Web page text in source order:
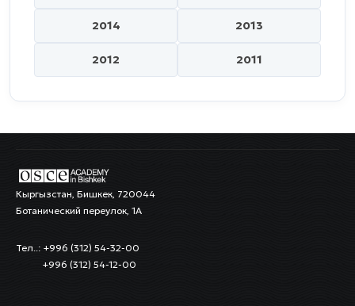
2014 2013
2012 2011
Кыргызстан, Бишкек, 720044
Ботанический переулок, 1А
Тел..: +996 (312) 54-32-00
+996 (312) 54-12-00